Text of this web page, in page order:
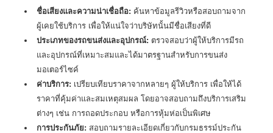
ชื่อเสียงและความน่าเชื่อถือ: ค้นหาข้อมูลรีวิวหรือสอบถามจาก
ผู้เคยใช้บริการ เพื่อให้แน่ใจว่าบริษัทนั้นมีชื่อเสียงที่ดี
ประเภทของรถขนส่งและอุปกรณ์: ตรวจสอบว่าผู้ให้บริการมีรถ
และอุปกรณ์ที่เหมาะสมและได้มาตรฐานสำหรับการขนส่ง
มอเตอร์ไซค์
ค่าบริการ: เปรียบเทียบราคาจากหลายๆ ผู้ให้บริการ เพื่อให้ได้
ราคาที่คุ้มค่าและสมเหตุสมผล โดยอาจสอบถามถึงบริการเสริม
ต่างๆ เช่น การถอดประกอบ หรือการหุ้มห่อเป็นพิเศษ
การประกันภัย: สอบถามรายละเอียดเกี่ยวกับกรมธรรม์ประกัน